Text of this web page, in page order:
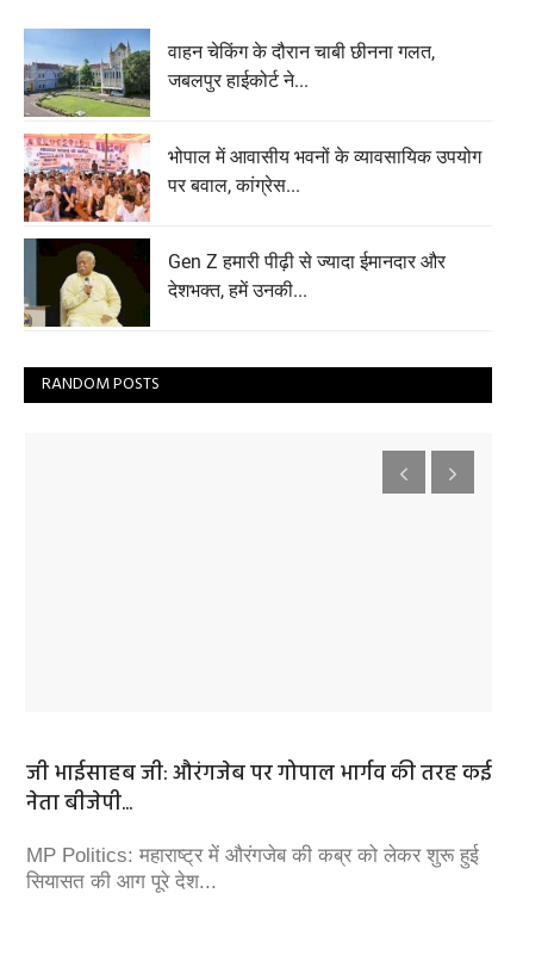
वाहन चेकिंग के दौरान चाबी छीनना गलत,
जबलपुर हाईकोर्ट ने...
भोपाल में आवासीय भवनों के व्यावसायिक उपयोग
पर बवाल, कांग्रेस...
Gen Z हमारी पीढ़ी से ज्यादा ईमानदार और
देशभक्त, हमें उनकी...
RANDOM POSTS
जी भाईसाहब जी: औरंगजेब पर गोपाल भार्गव की तरह कई
नेता बीजेपी...
MP Politics: महाराष्ट्र में औरंगजेब की कब्र को लेकर शुरू हुई
सियासत की आग पूरे देश...